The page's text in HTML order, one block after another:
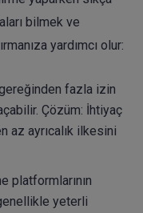
bilmek ve
yardımcı olur:
fazla izin
Çözüm: İhtiyaç
az ayrıcalık ilkesini
platformlarının
yeterli